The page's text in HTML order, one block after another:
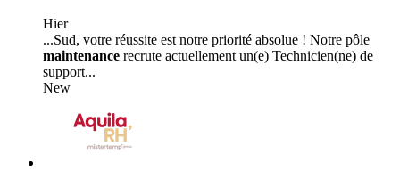
Hier
...Sud, votre réussite est notre priorité absolue ! Notre pôle
maintenance recrute actuellement un(e) Technicien(ne) de
support...
New